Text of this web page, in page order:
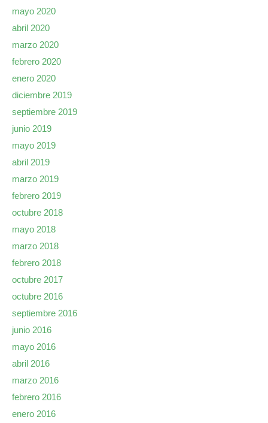
mayo 2020
abril 2020
marzo 2020
febrero 2020
enero 2020
diciembre 2019
septiembre 2019
junio 2019
mayo 2019
abril 2019
marzo 2019
febrero 2019
octubre 2018
mayo 2018
marzo 2018
febrero 2018
octubre 2017
octubre 2016
septiembre 2016
junio 2016
mayo 2016
abril 2016
marzo 2016
febrero 2016
enero 2016